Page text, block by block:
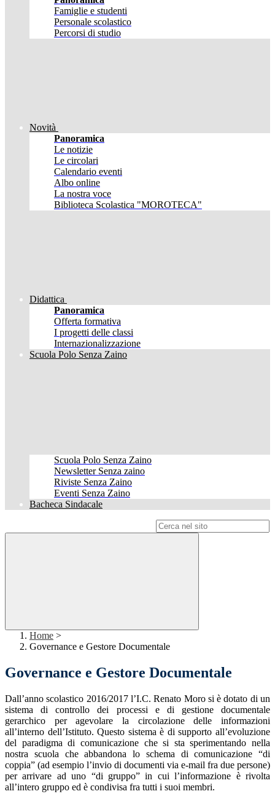
Famiglie e studenti
Personale scolastico
Percorsi di studio
Novità
Panoramica
Le notizie
Le circolari
Calendario eventi
Albo online
La nostra voce
Biblioteca Scolastica "MOROTECA"
Didattica
Panoramica
Offerta formativa
I progetti delle classi
Internazionalizzazione
Scuola Polo Senza Zaino
Scuola Polo Senza Zaino
Newsletter Senza zaino
Riviste Senza Zaino
Eventi Senza Zaino
Bacheca Sindacale
Home >
Governance e Gestore Documentale
Governance e Gestore Documentale
Dall’anno scolastico 2016/2017 l’I.C. Renato Moro si è dotato di un
sistema di controllo dei processi e di gestione documentale
gerarchico per agevolare la circolazione delle informazioni
all’interno dell’Istituto. Questo sistema è di supporto all’evoluzione
del paradigma di comunicazione che si sta sperimentando nella
nostra scuola che abbandona lo schema di comunicazione “di
coppia” (ad esempio l’invio di documenti via e-mail fra due persone)
per arrivare ad uno “di gruppo” in cui l’informazione è rivolta
all’intero gruppo ed è condivisa fra tutti i suoi membri.